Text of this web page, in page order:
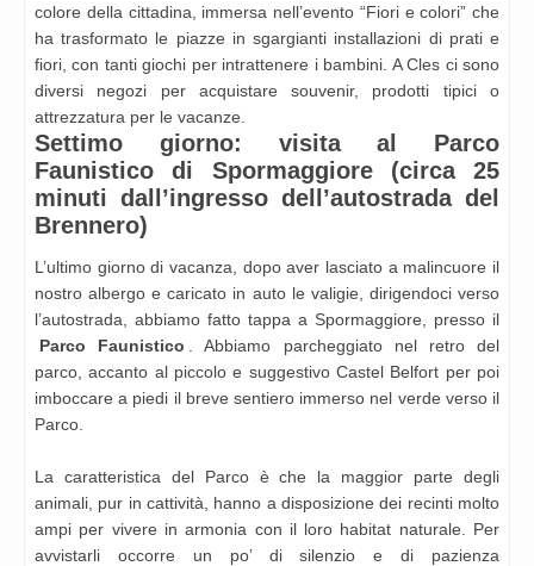
colore della cittadina, immersa nell’evento “Fiori e colori” che
ha trasformato le piazze in sgargianti installazioni di prati e
fiori, con tanti giochi per intrattenere i bambini. A Cles ci sono
diversi negozi per acquistare souvenir, prodotti tipici o
attrezzatura per le vacanze.
Settimo giorno: visita al Parco
Faunistico di Spormaggiore (circa 25
minuti dall’ingresso dell’autostrada del
Brennero)
L’ultimo giorno di vacanza, dopo aver lasciato a malincuore il
nostro albergo e caricato in auto le valigie, dirigendoci verso
l’autostrada, abbiamo fatto tappa a Spormaggiore, presso il
Parco Faunistico
. Abbiamo parcheggiato nel retro del
parco, accanto al piccolo e suggestivo Castel Belfort per poi
imboccare a piedi il breve sentiero immerso nel verde verso il
Parco.
La caratteristica del Parco è che la maggior parte degli
animali, pur in cattività, hanno a disposizione dei recinti molto
ampi per vivere in armonia con il loro habitat naturale. Per
avvistarli occorre un po’ di silenzio e di pazienza